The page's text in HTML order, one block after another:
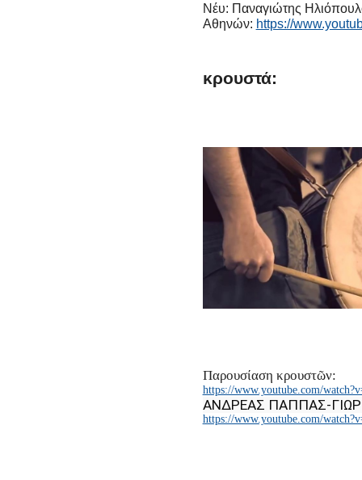
Νέυ: Παναγιώτης
Αθηνών: https://
κρουστά:
Παρουσίαση κρουστῶν:
https://www.youtube.com/
ΑΝΔΡΕΑΣ ΠΑΠΠΑΣ-
https://www.youtube.com/